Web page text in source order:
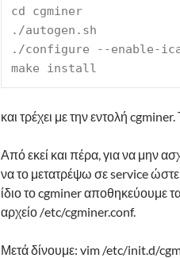
cd cgminer
./autogen.sh
./configure --enable-
make install
και τρέχει με την εντολή
Από εκεί και πέρα, για να μην
να το μετατρέψω σε service
ίδιο το cgminer αποθηκεύουμε
αρχείο /etc/cgminer.conf.
Μετά δίνουμε: vim /etc/init.d/